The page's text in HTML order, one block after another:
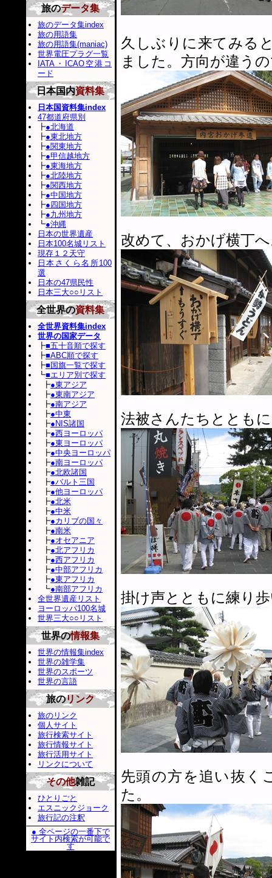
久しぶりに来てみる
ました。方向が違う
改めて、おかげ横丁
法被さんたちととも
掛け声とともに練り
先頭の方を追い抜く
た。
旅のデータ集
旅のデータ集index
旅の用語集
旅の用語集(maniac)
世界電圧プラグ一覧
IATA・ICAO空港コ
ード
日本国内資料集
日本国資料集index
47都道府県別
┣●北海道
┣●東北地方
┣●関東地方
┣●甲信越地方
┣●東海地方
┣●北陸地方
┣●関西地方
┣●中国地方
┣●四国地方
┣●九州地方
┗●沖縄
日本の世界遺産
日本100名城リスト
現存１２天守
日本さくら名所100
選
日本の47県民性
日本三大○○リスト
全世界の資料集
全世界資料集index
世界の国家データ
┣■五十音順で探す
┣■ABC順で探す
┣■国旗一覧で探す
┗■エリア別で探す
┣●東アジア
┣●東南アジア
┣●南アジア
┣●中東
┣●NIS諸国
┣●西ヨーロッパ
┣●東ヨーロッパ
┣●中央ヨーロッパ
┣●南ヨーロッパ
┣●北欧諸国
┣●バルト三国
┣●他ヨーロッパ
┣●北米
┣●中米
┣●カリブの国々
┣●南米
┣●オセアニア
┣●北アフリカ
┣●西アフリカ
┣●中部アフリカ
┣●東アフリカ
┗●南部アフリカ
全世界遺産リスト
ヨーロッパ100名城
世界三大○○リスト
世界の情報集
世界の情報集index
世界の雑学集
世界のスポーツ
世界の言語
旅のリンク
旅のリンク
個人サイト
旅行検索サイト
旅行情報サイト
旅行活用サイト
リンクについて
その他雑記
ひとりごと
エスニックジョーク
旅行記の注釈
● 全ページの一番下で
サイト内検索が可能で
す